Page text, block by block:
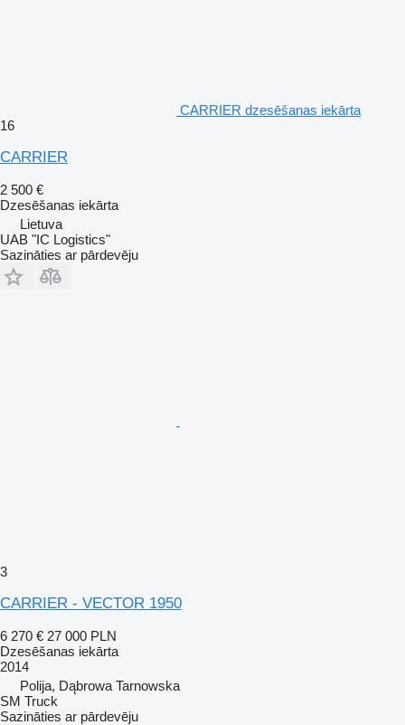
CARRIER dzesēšanas iekārta
16
CARRIER
2 500 €
Dzesēšanas iekārta
Lietuva
UAB "IC Logistics"
Sazināties ar pārdevēju
3
CARRIER - VECTOR 1950
6 270 € 27 000 PLN
Dzesēšanas iekārta
2014
Polija, Dąbrowa Tarnowska
SM Truck
Sazināties ar pārdevēju